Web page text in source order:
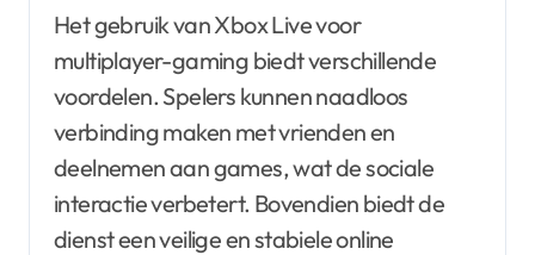
Het gebruik van Xbox Live voor
multiplayer-gaming biedt verschillende
voordelen. Spelers kunnen naadloos
verbinding maken met vrienden en
deelnemen aan games, wat de sociale
interactie verbetert. Bovendien biedt de
dienst een veilige en stabiele online